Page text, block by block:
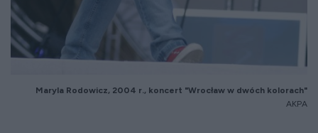
Maryla Rodowicz, 2004 r., koncert "Wrocław w dwóch kolorach"
AKPA